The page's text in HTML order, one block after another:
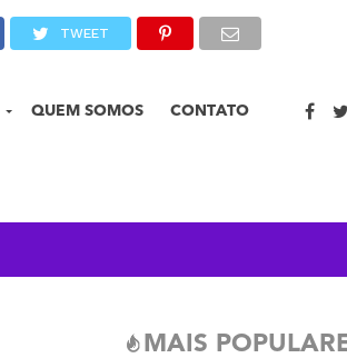
QUEM SOMOS CONTATO
TWEET
MAIS